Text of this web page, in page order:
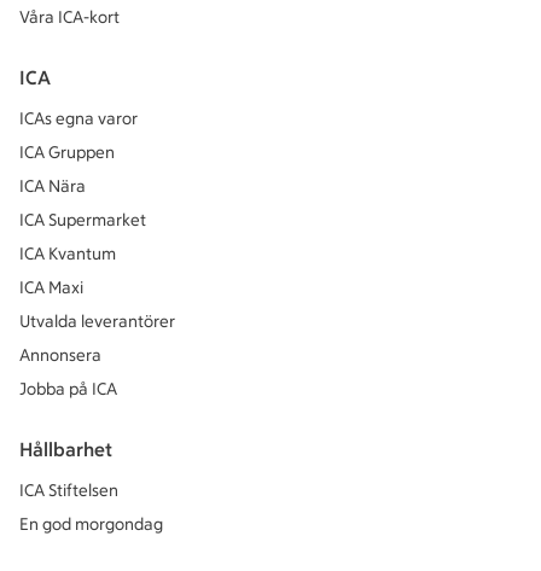
Våra ICA-kort
ICA
ICAs egna varor
ICA Gruppen
ICA Nära
ICA Supermarket
ICA Kvantum
ICA Maxi
Utvalda leverantörer
Annonsera
Jobba på ICA
Hållbarhet
ICA Stiftelsen
En god morgondag